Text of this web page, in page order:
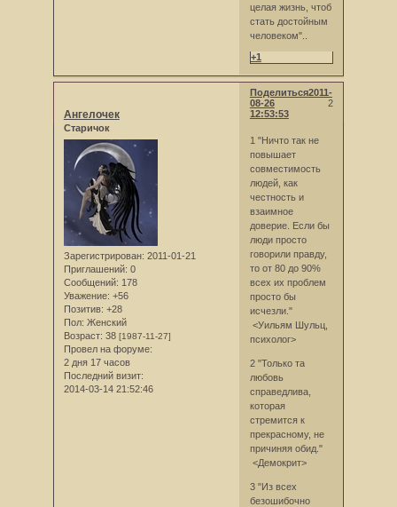
целая жизнь, чтоб
стать достойным
человеком"..
+1
Поделиться
2
2011-
08-26
12:53:53
Ангелочек
Старичок
Зарегистрирован: 2011-01-21
Приглашений: 0
Сообщений: 178
Уважение: +56
Позитив: +28
Пол: Женский
Возраст: 38 [1987-11-27]
Провел на форуме:
2 дня 17 часов
Последний визит:
2014-03-14 21:52:46
1 "Ничто так не
повышает
совместимость
людей, как
честность и
взаимное
доверие. Если бы
люди просто
говорили правду,
то от 80 до 90%
всех их проблем
просто бы
исчезли."
<Уильям Шульц,
психолог>
2 "Только та
любовь
справедлива,
которая
стремится к
прекрасному, не
причиняя обид."
<Демокрит>
3 "Из всех
безошибочно